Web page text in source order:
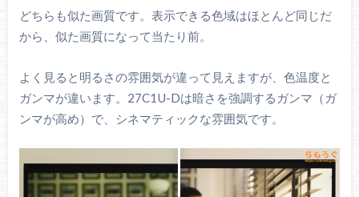
どちらも似た画質です。表示できる色域はほとんど同じだ
から、似た画質になって当たり前。
よく見ると明るさの雰囲気が違って見えますが、色温度と
ガンマが違います。27C1U-Dは暗さを強調するガンマ（ガ
ンマが高め）で、シネマティックな雰囲気です。